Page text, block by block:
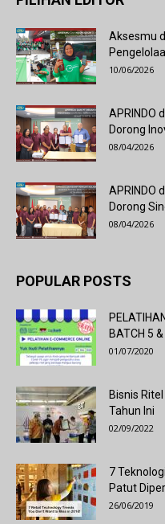
Aksesmu
10/06/2026
APRINDO
Dorong
08/04/2026
APRINDO
Dorong
08/04/2026
POPULAR POSTS
BATCH 5 &
01/07/2020
Bisnis
Tahun Ini
02/09/2022
7
Patut
26/06/2019